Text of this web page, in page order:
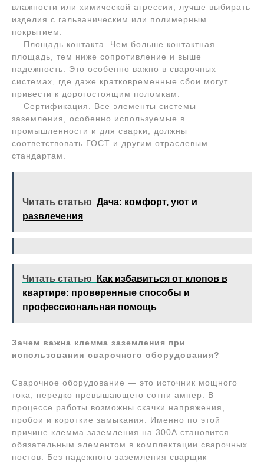
влажности или химической агрессии, лучше выбирать
изделия с гальваническим или полимерным
покрытием.
— Площадь контакта. Чем больше контактная
площадь, тем ниже сопротивление и выше
надежность. Это особенно важно в сварочных
системах, где даже кратковременные сбои могут
привести к дорогостоящим поломкам.
— Сертификация. Все элементы системы
заземления, особенно используемые в
промышленности и для сварки, должны
соответствовать ГОСТ и другим отраслевым
стандартам.
Читать статью Дача: комфорт, уют и
развлечения
Читать статью
Как избавиться от клопов в
квартире: проверенные способы и
профессиональная помощь
Зачем важна клемма заземления при
использовании сварочного оборудования?
Сварочное оборудование — это источник мощного
тока, нередко превышающего сотни ампер. В
процессе работы возможны скачки напряжения,
пробои и короткие замыкания. Именно по этой
причине клемма заземления на 300А становится
обязательным элементом в комплектации сварочных
постов. Без надежного заземления сварщик